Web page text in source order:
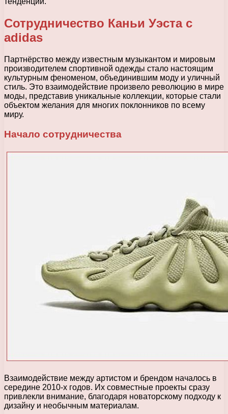
Сотрудничество Каньи Уэста с
adidas
Партнёрство между известным музыкантом и мировым
производителем спортивной одежды стало настоящим
культурным феноменом, объединившим моду и уличный
стиль. Это взаимодействие произвело революцию в мире
моды, представив уникальные коллекции, которые стали
объектом желания для многих поклонников по всему
миру.
Начало сотрудничества
Взаимодействие между артистом и брендом началось в
середине 2010-х годов. Их совместные проекты сразу
привлекли внимание, благодаря новаторскому подходу к
дизайну и необычным материалам.